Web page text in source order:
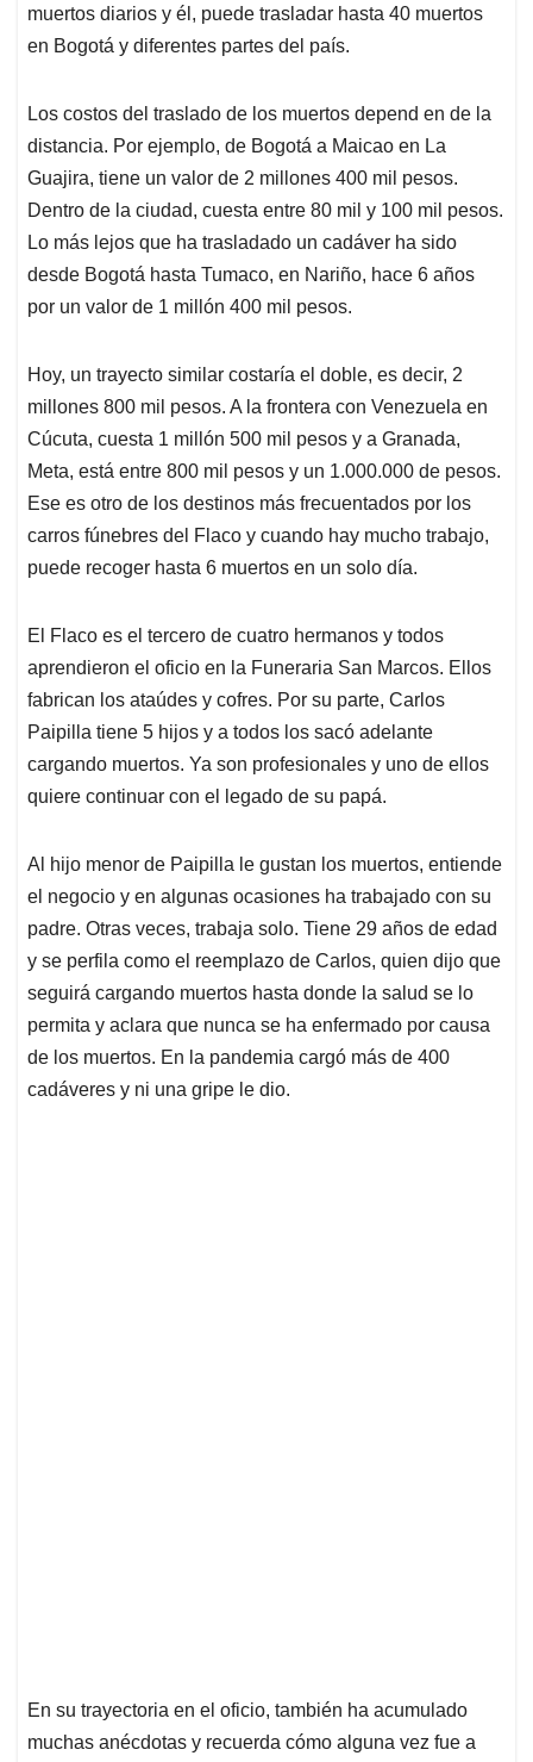
muertos diarios y él, puede trasladar hasta 40 muertos
en Bogotá y diferentes partes del país.
Los costos del traslado de los muertos depend en de la
distancia. Por ejemplo, de Bogotá a Maicao en La
Guajira, tiene un valor de 2 millones 400 mil pesos.
Dentro de la ciudad, cuesta entre 80 mil y 100 mil pesos.
Lo más lejos que ha trasladado un cadáver ha sido
desde Bogotá hasta Tumaco, en Nariño, hace 6 años
por un valor de 1 millón 400 mil pesos.
Hoy, un trayecto similar costaría el doble, es decir, 2
millones 800 mil pesos. A la frontera con Venezuela en
Cúcuta, cuesta 1 millón 500 mil pesos y a Granada,
Meta, está entre 800 mil pesos y un 1.000.000 de pesos.
Ese es otro de los destinos más frecuentados por los
carros fúnebres del Flaco y cuando hay mucho trabajo,
puede recoger hasta 6 muertos en un solo día.
El Flaco es el tercero de cuatro hermanos y todos
aprendieron el oficio en la Funeraria San Marcos. Ellos
fabrican los ataúdes y cofres. Por su parte, Carlos
Paipilla tiene 5 hijos y a todos los sacó adelante
cargando muertos. Ya son profesionales y uno de ellos
quiere continuar con el legado de su papá.
Al hijo menor de Paipilla le gustan los muertos, entiende
el negocio y en algunas ocasiones ha trabajado con su
padre. Otras veces, trabaja solo. Tiene 29 años de edad
y se perfila como el reemplazo de Carlos, quien dijo que
seguirá cargando muertos hasta donde la salud se lo
permita y aclara que nunca se ha enfermado por causa
de los muertos. En la pandemia cargó más de 400
cadáveres y ni una gripe le dio.
En su trayectoria en el oficio, también ha acumulado
muchas anécdotas y recuerda cómo alguna vez fue a